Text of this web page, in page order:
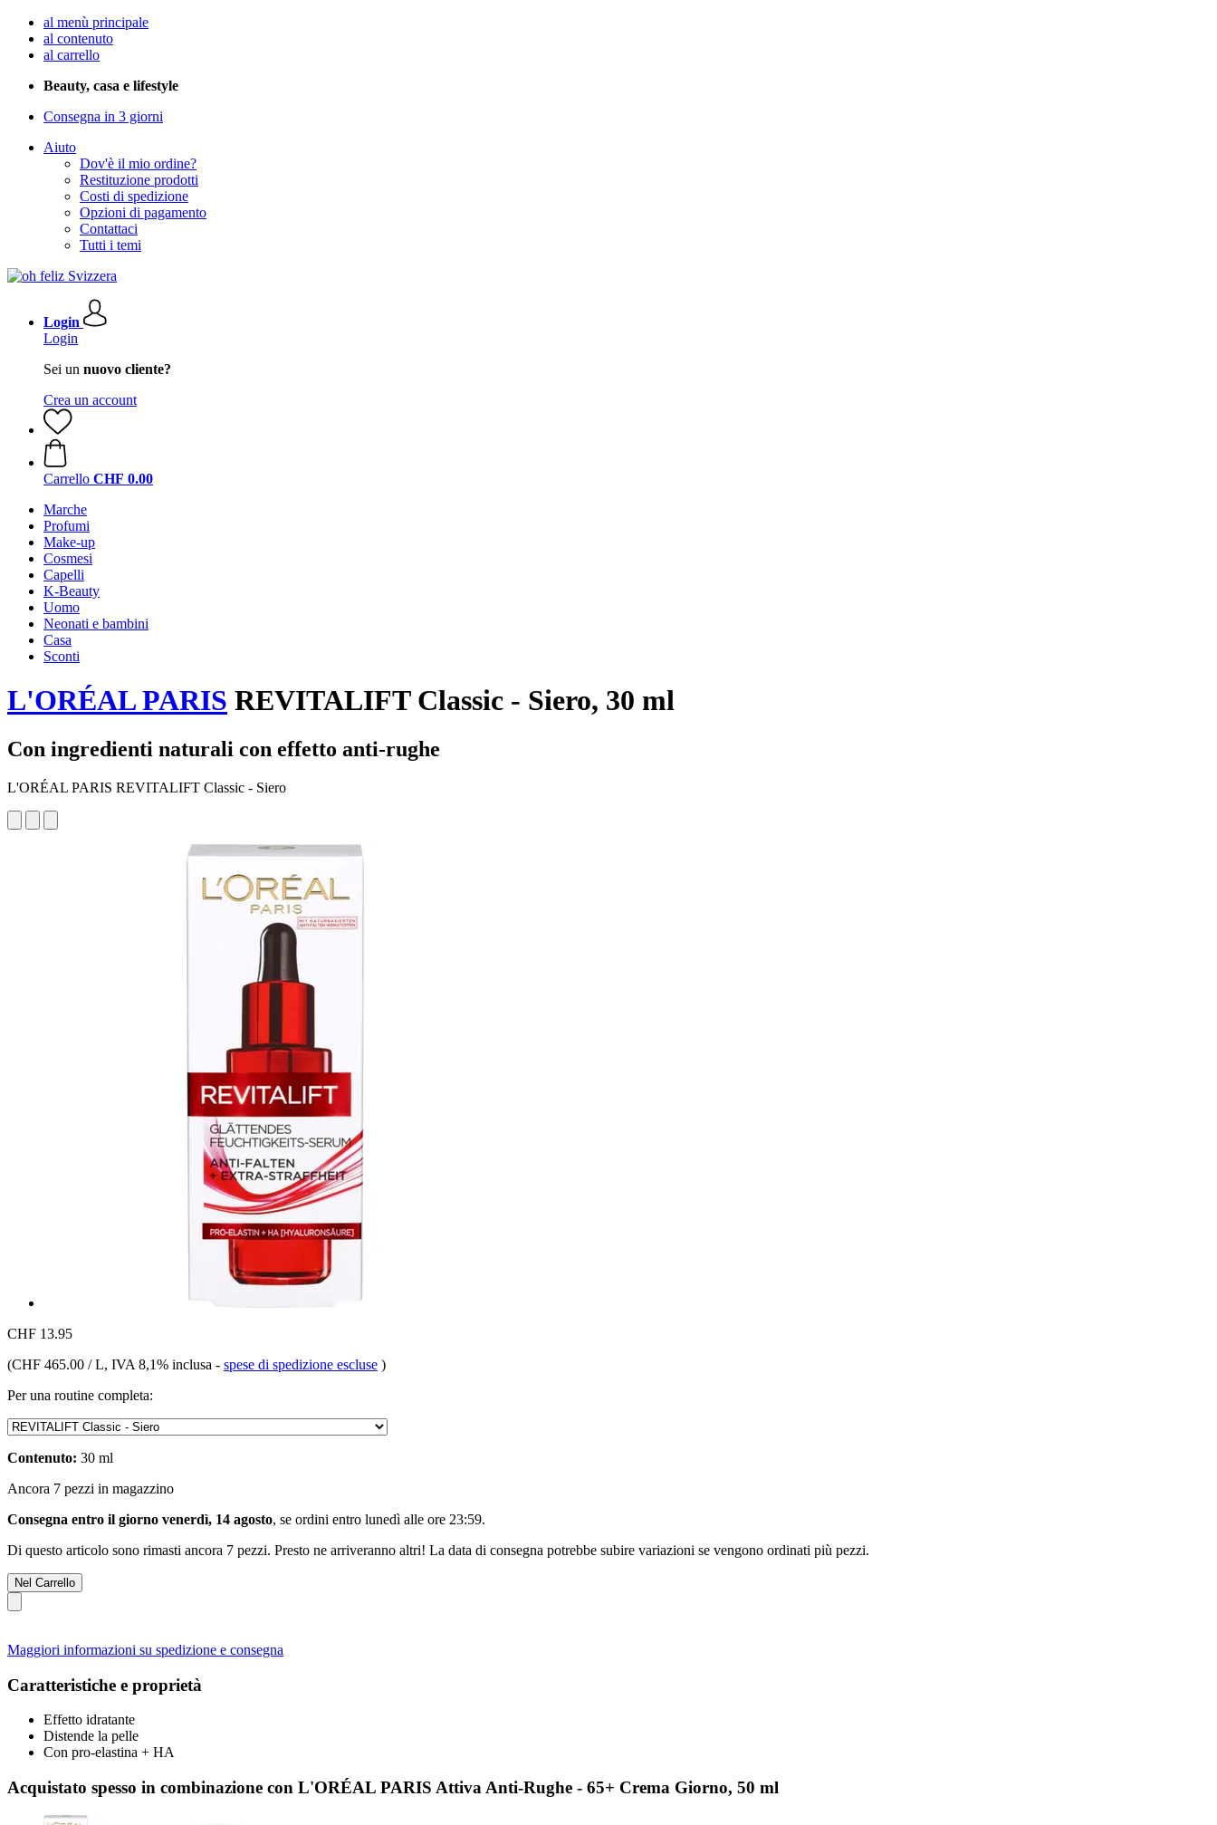
al menù principale
al contenuto
al carrello
Beauty, casa e lifestyle
Consegna in 3 giorni
Aiuto
Dov'è il mio ordine?
Restituzione prodotti
Costi di spedizione
Opzioni di pagamento
Contattaci
Tutti i temi
Login
Login
Sei un nuovo cliente?
Crea un account
Carrello CHF 0.00
Marche
Profumi
Make-up
Cosmesi
Capelli
K-Beauty
Uomo
Neonati e bambini
Casa
Sconti
L'ORÉAL PARIS REVITALIFT Classic - Siero, 30 ml
Con ingredienti naturali con effetto anti-rughe
L'ORÉAL PARIS REVITALIFT Classic - Siero
CHF 13.95
(CHF 465.00 / L, IVA 8,1% inclusa - spese di spedizione escluse )
Per una routine completa:
Contenuto: 30 ml
Ancora 7 pezzi in magazzino
Consegna entro il giorno venerdì, 14 agosto, se ordini entro lunedì alle ore 23:59.
Di questo articolo sono rimasti ancora 7 pezzi. Presto ne arriveranno altri! La data di consegna potrebbe subire variazioni se vengono ordinati più pezzi.
Nel Carrello
Maggiori informazioni su spedizione e consegna
Caratteristiche e proprietà
Effetto idratante
Distende la pelle
Con pro-elastina + HA
Acquistato spesso in combinazione con L'ORÉAL PARIS Attiva Anti-Rughe - 65+ Crema Giorno, 50 ml